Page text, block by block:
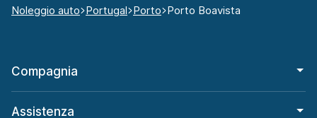
Noleggio auto Portugal Porto Porto Boavista
Compagnia
Assistenza